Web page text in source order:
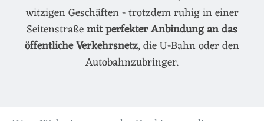
witzigen Geschäften - trotzdem ruhig in einer
Seitenstraßemit perfekter Anbindung an das
öffentliche Verkehrsnetz, die U-Bahn oder den
Autobahnzubringer.